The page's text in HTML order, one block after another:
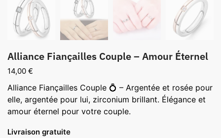
Alliance Fiançailles Couple – Amour Éternel
14,00 €
Alliance Fiançailles Couple 💍 – Argentée et rosée pour
elle, argentée pour lui, zirconium brillant. Élégance et
amour éternel pour votre couple.
Livraison gratuite